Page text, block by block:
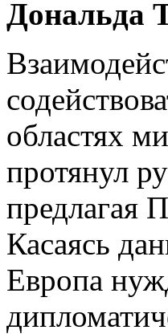
Дональда
областях
протянул
предлагая
Касаясь
Европа